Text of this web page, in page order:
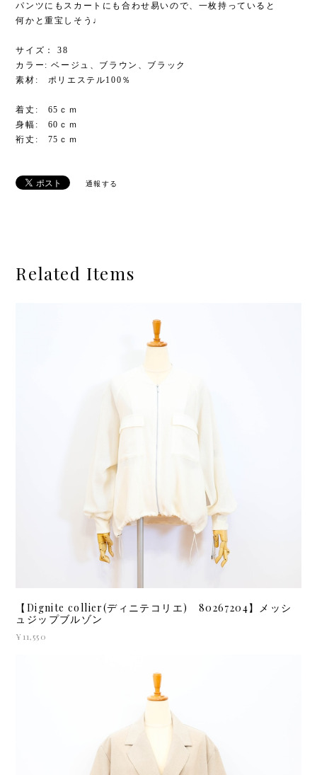
パンツにもスカートにも合わせ易いので、一枚持っていると
何かと重宝しそう♩
サイズ： 38
カラー: ベージュ、ブラウン、ブラック
素材: ポリエステル100％
着丈: 65ｃｍ
身幅: 60ｃｍ
裄丈: 75ｃｍ
通報する
Related Items
【Dignite collier(ディニテコリエ) 80267204】メッシ
ュジップブルゾン
¥11,550